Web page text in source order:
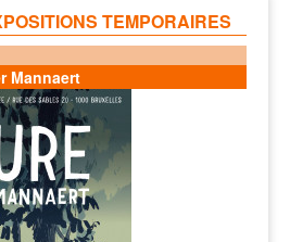
TEMPORAIRES
Mannaert